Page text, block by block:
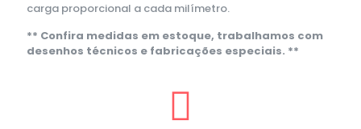
carga proporcional a cada milímetro.
** Confira medidas em estoque, trabalhamos com
desenhos técnicos e fabricações especiais. **